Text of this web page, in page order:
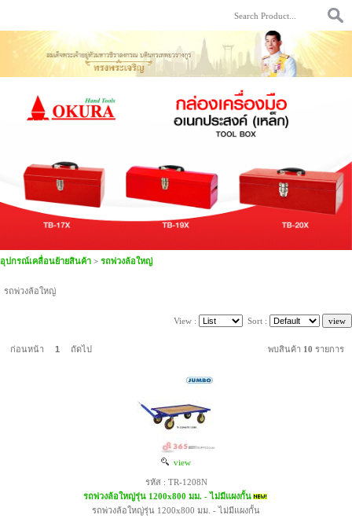
อุปกรณ์เคลื่อนย้ายสินค้า > รถพ่วงล้อใหญ่
รถพ่วงล้อใหญ่
View : Sort :
ก่อนหน้า 1 ถัดไป พบสินค้า 10 รายการ
view
รหัส : TR-1208N
รถพ่วงล้อใหญ่รุ่น 1200x800 มม. - ไม่มีแผงกั้น
รถพ่วงล้อใหญ่รุ่น 1200x800 มม. - ไม่มีแผงกั้น